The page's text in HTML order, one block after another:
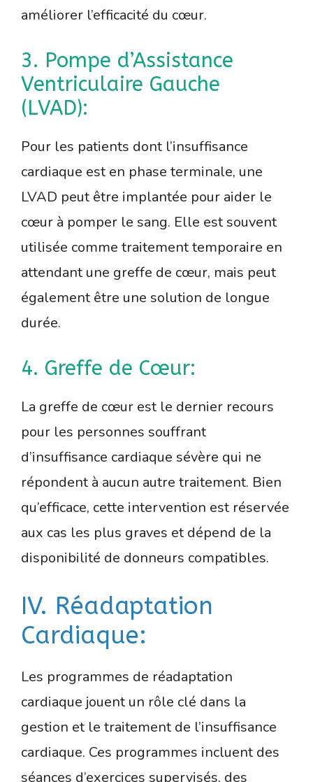
améliorer l’efficacité du cœur.
3. Pompe d’Assistance
Ventriculaire Gauche
(LVAD):
Pour les patients dont l’insuffisance
cardiaque est en phase terminale, une
LVAD peut être implantée pour aider le
cœur à pomper le sang. Elle est souvent
utilisée comme traitement temporaire en
attendant une greffe de cœur, mais peut
également être une solution de longue
durée.
4. Greffe de Cœur:
La greffe de cœur est le dernier recours
pour les personnes souffrant
d’insuffisance cardiaque sévère qui ne
répondent à aucun autre traitement. Bien
qu’efficace, cette intervention est réservée
aux cas les plus graves et dépend de la
disponibilité de donneurs compatibles.
IV. Réadaptation
Cardiaque:
Les programmes de réadaptation
cardiaque jouent un rôle clé dans la
gestion et le traitement de l’insuffisance
cardiaque. Ces programmes incluent des
séances d’exercices supervisés, des